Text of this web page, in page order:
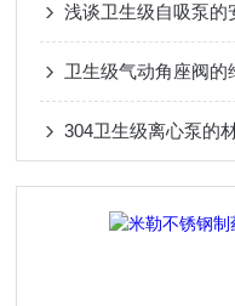
浅谈卫生级自吸泵的
卫生级气动角座阀的